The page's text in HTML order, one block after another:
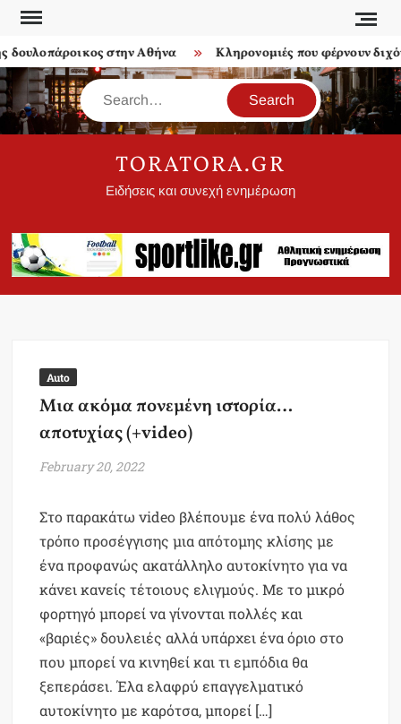
Skip
content
στην Αθήνα Κληρονομιές που φέρνουν
Search
TORATORA.GR
Ειδήσεις και συνεχή ενημέρωση
Auto
Μια ακόμα πονεμένη ιστορία…
αποτυχίας (+video)
February 20, 2022
Στο παρακάτω video βλέπουμε ένα πολύ λάθος
τρόπο προσέγγισης μια απότομης κλίσης με
ένα προφανώς ακατάλληλο αυτοκίνητο για να
κάνει κανείς τέτοιους ελιγμούς. Με το μικρό
φορτηγό μπορεί να γίνονται πολλές και
«βαριές» δουλειές αλλά υπάρχει ένα όριο στο
που μπορεί να κινηθεί και τι εμπόδια θα
ξεπεράσει. Έλα ελαφρύ επαγγελματικό
αυτοκίνητο με καρότσα, μπορεί […]